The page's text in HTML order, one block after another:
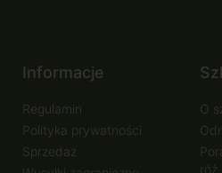
Informacje
Regulamin
Polityka prywatności
Sprzedaż
O
róż